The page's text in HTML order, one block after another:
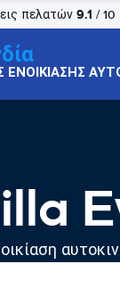
πελατών 9.1 / 10
ΕΝΟΙΚΙΑΣΗΣ